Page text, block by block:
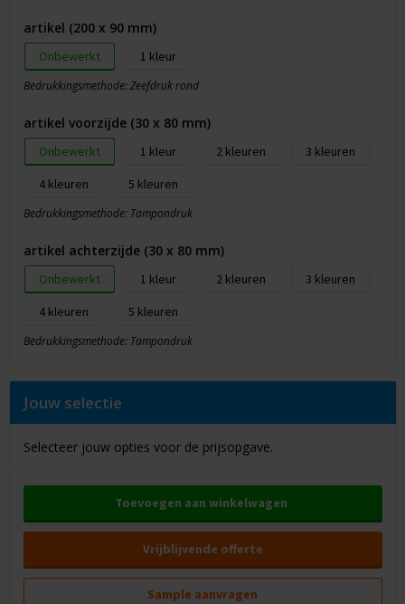
artikel (200 x 90 mm)
Onbewerkt 1
Bedrukkingsmethode: Zeefdruk rond
artikel voorzijde (30 x 80 mm)
Onbewerkt 1 2
3
4
5
Bedrukkingsmethode: Tampondruk
artikel achterzijde (30 x 80 mm)
Onbewerkt 1 2
3
4
5
Bedrukkingsmethode: Tampondruk
Jouw selectie
Selecteer jouw opties voor de prijsopgave.
Toevoegen aan winkelwagen
Vrijblijvende offerte
Sample aanvragen